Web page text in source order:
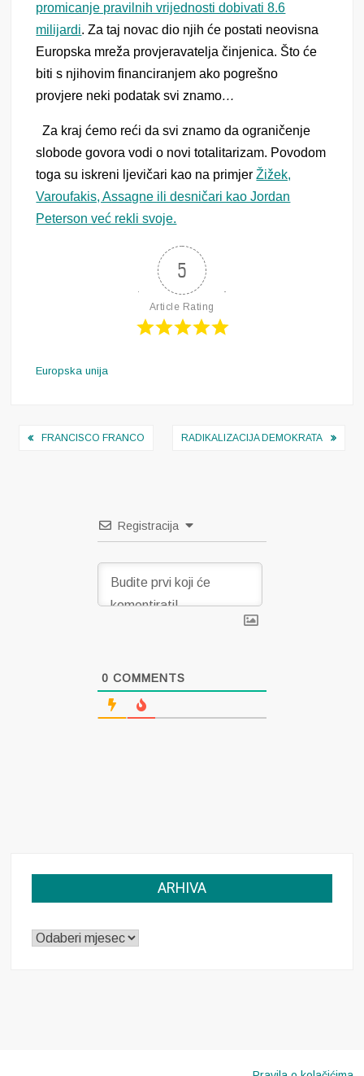
promicanje pravilnih vrijednosti dobivati 8.6
milijardi. Za taj novac dio njih će postati neovisna
Europska mreža provjeravatelja činjenica. Što će
biti s njihovim financiranjem ako pogrešno
provjere neki podatak svi znamo…
Za kraj ćemo reći da svi znamo da ograničenje
slobode govora vodi o novi totalitarizam. Povodom
toga su iskreni ljevičari kao na primjerŽižek,
Varoufakis, Assagne ili desničari kao Jordan
Peterson već rekli svoje.
5
Article Rating
Europska unija
Navigacija
FRANCISCO FRANCO RADIKALIZACIJA DEMOKRATA
Registracija
0 COMMENTS
ARHIVA
ARHIVA